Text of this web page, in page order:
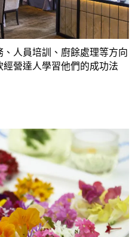
人員培訓、廚餘處理等方向
營達人學習他們的成功法